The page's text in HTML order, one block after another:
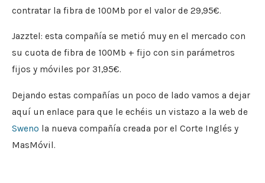
contratar la fibra de 100Mb por el valor de 29,95€.
Jazztel: esta compañía se metió muy en el mercado con
su cuota de fibra de 100Mb + fijo con sin parámetros
fijos y móviles por 31,95€.
Dejando estas compañías un poco de lado vamos a dejar
aquí un enlace para que le echéis un vistazo a la web de
Sweno la nueva compañía creada por el Corte Inglés y
MasMóvil.